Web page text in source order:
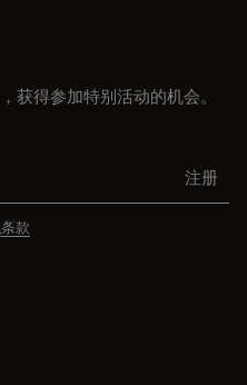
获得参加特别活动的机会。
注册
款